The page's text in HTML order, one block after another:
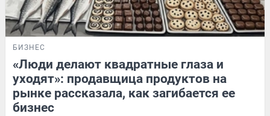
БИЗНЕС
«Люди делают квадратные глаза и
уходят»: продавщица продуктов на
рынке рассказала, как загибается ее
бизнес